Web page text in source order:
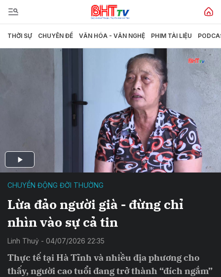
THỜI SỰ CHUYÊN ĐỀ VĂN HÓA - VĂN NGHỆ PHIM TÀI LIỆU
CHUYỂN ĐỘNG ĐỜI THƯỜNG
Lừa đảo người già - đừng chỉ
nhìn vào sự cả tin
Linh Thuỷ - 04/07/2026 22:35
Thực tế tại Hà Tĩnh và nhiều địa phương cho
thấy, người cao tuổi đang trở thành “đích ngắm”